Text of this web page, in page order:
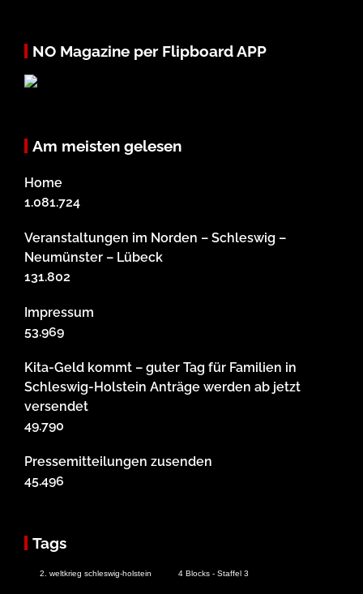
NO Magazine per Flipboard APP
Am meisten gelesen
Home
1.081.724
Veranstaltungen im Norden – Schleswig –
Neumünster – Lübeck
131.802
Impressum
53.969
Kita-Geld kommt – guter Tag für Familien in
Schleswig-Holstein Anträge werden ab jetzt
versendet
49.790
Pressemitteilungen zusenden
45.496
Tags
2. weltkrieg schleswig-holstein 4 Blocks - Staffel 3